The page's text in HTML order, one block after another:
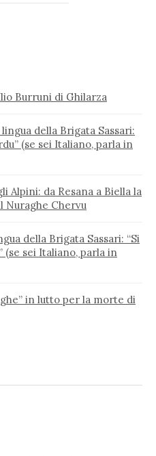
Burruni di Ghilarza
lingua della Brigata Sassari:
(se sei Italiano, parla in
Alpini: da Resana a Biella la
Nuraghe Chervu
della Brigata Sassari: “Si
(se sei Italiano, parla in
in lutto per la morte di